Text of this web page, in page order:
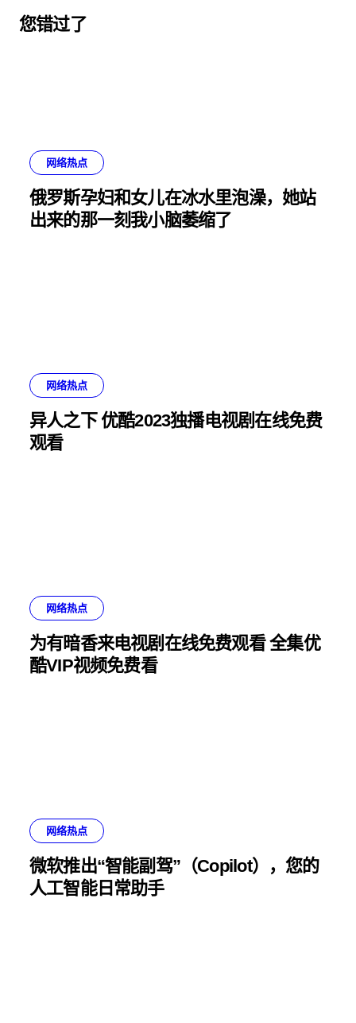
您错过了
网络热点
俄罗斯孕妇和女儿在冰水里泡澡，她站
出来的那一刻我小脑萎缩了
网络热点
异人之下 优酷2023独播电视剧在线免费
观看
网络热点
为有暗香来电视剧在线免费观看 全集优
酷VIP视频免费看
网络热点
微软推出“智能副驾”（Copilot），您的
人工智能日常助手